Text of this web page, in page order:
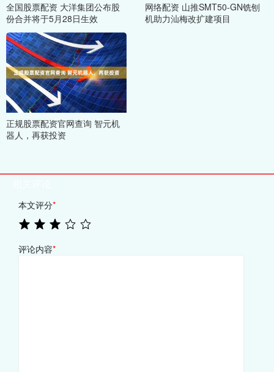
全国股票配资 大洋集团公布股
份合并将于5月28日生效
网络配资 山推SMT50-GN铣刨
机助力汕梅改扩建项目
正规股票配资官网查询 智元机
器人，再获投资
本文评分*
评论内容*